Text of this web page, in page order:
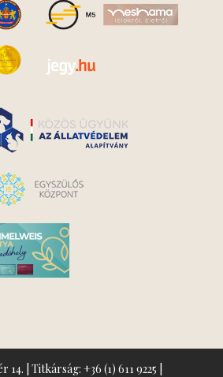
14. | Titkárság: +36 (1) 611 9225